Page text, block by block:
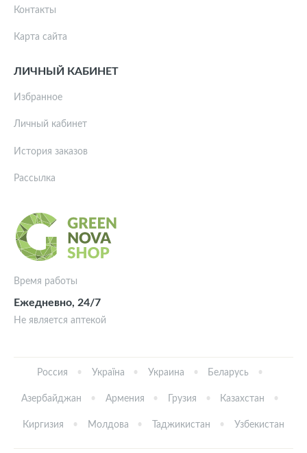
Время работы
Ежедневно, 24/7
Не является аптекой
Контакты
Карта сайта
ЛИЧНЫЙ КАБИНЕТ
Избранное
Личный кабинет
История заказов
Рассылка
Россия Україна Украина Беларусь
Азербайджан Армения Грузия Казахстан
Киргизия Молдова Таджикистан Узбекистан